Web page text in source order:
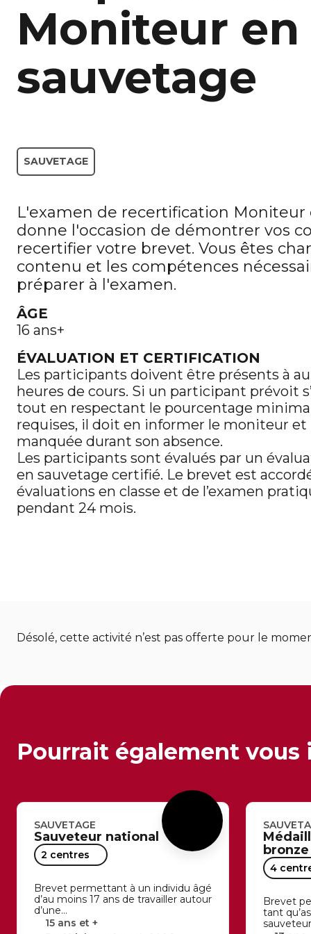
Moniteur en
sauvetage
SAUVETAGE
L'examen de recertification Moniteur
donne l'occasion de démontrer vos
recertifier votre brevet. Vous êtes
contenu et les compétences
préparer à l'examen.
ÂGE
16 ans+
ÉVALUATION ET CERTIFICATION
Les participants doivent être présents à
heures de cours. Si un participant prévoit
tout en respectant le pourcentage
requises, il doit en informer le moniteur
manquée durant son absence.
Les participants sont évalués par un
en sauvetage certifié. Le brevet est
évaluations en classe et de l’examen
pendant 24 mois.
Désolé, cette activité n’est pas offerte pour le
Pourrait également vous
SAUVETAGE
Sauveteur national
2 centres
Brevet permettant à un individu âgé
d’au moins 17 ans de travailler autour
d’une…
15 ans et +
bronze
4
Brevet
tant